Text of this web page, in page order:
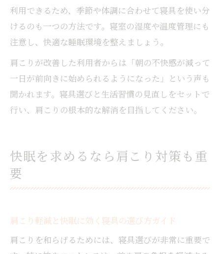
利用できるため、季節や体調に合わせて寝具を使い分
けるのも一つの方法です。寝室の湿度や温度管理にも
注意し、快適な睡眠環境を整えましょう。
肩こりが改善した利用者からは「朝の不快感が減って
一日が前向きに始められるようになった」という声も
聞かれます。寝具選びと生活習慣の見直しをセットで
行い、肩こりの根本的な解消を目指してください。
快眠を求めるなら肩こり対策も重
要
肩こり軽減と快眠に効く寝具の選び方ガイド
肩こりを和らげるためには、寝具選びが非常に重要で